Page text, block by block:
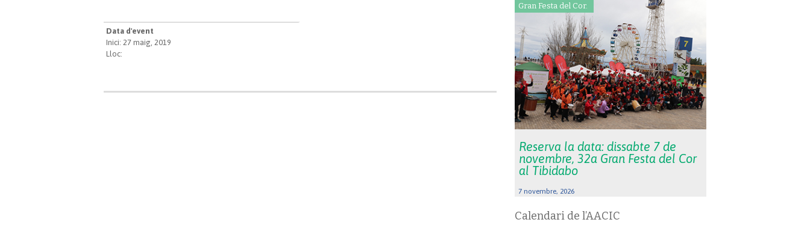
Data d'event
Inici: 27 maig, 2019
Lloc:
Gran Festa del Cor.
Reserva la data: dissabte 7 de
novembre, 32a Gran Festa del Cor
al Tibidabo
7 novembre, 2026
Calendari de l’AACIC